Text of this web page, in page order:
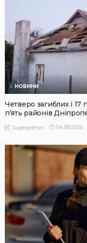
НОВИНИ
Четверо загиблих і
п’ять районів
Superadmin 04.08.2026